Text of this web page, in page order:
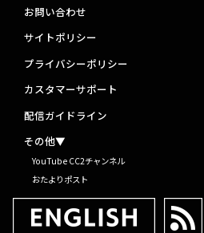
お問い合わせ
サイトポリシー
プライバシーポリシー
カスタマーサポート
配信ガイドライン
その他▼
YouTube CC2チャンネル
おたよりポスト